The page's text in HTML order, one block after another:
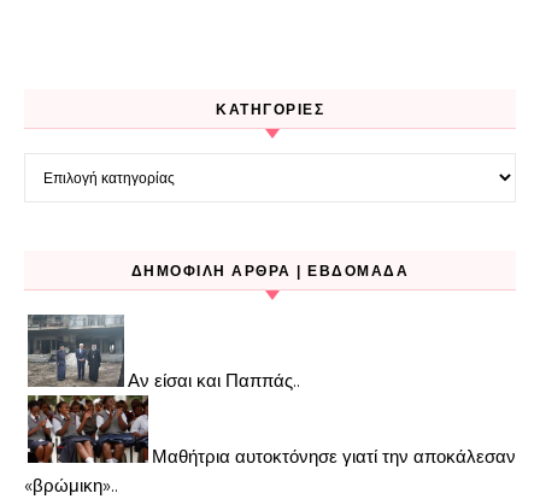
KΑΤΗΓΟΡΊΕΣ
Kατηγορίες
ΔΗΜΟΦΙΛΉ ΆΡΘΡΑ | ΕΒΔΟΜΆΔΑ
Αν είσαι και Παππάς..
Μαθήτρια αυτοκτόνησε γιατί την αποκάλεσαν
«βρώμικη»..